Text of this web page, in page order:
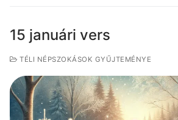
15 januári vers
TÉLI NÉPSZOKÁSOK GYŰJTEMÉNYE